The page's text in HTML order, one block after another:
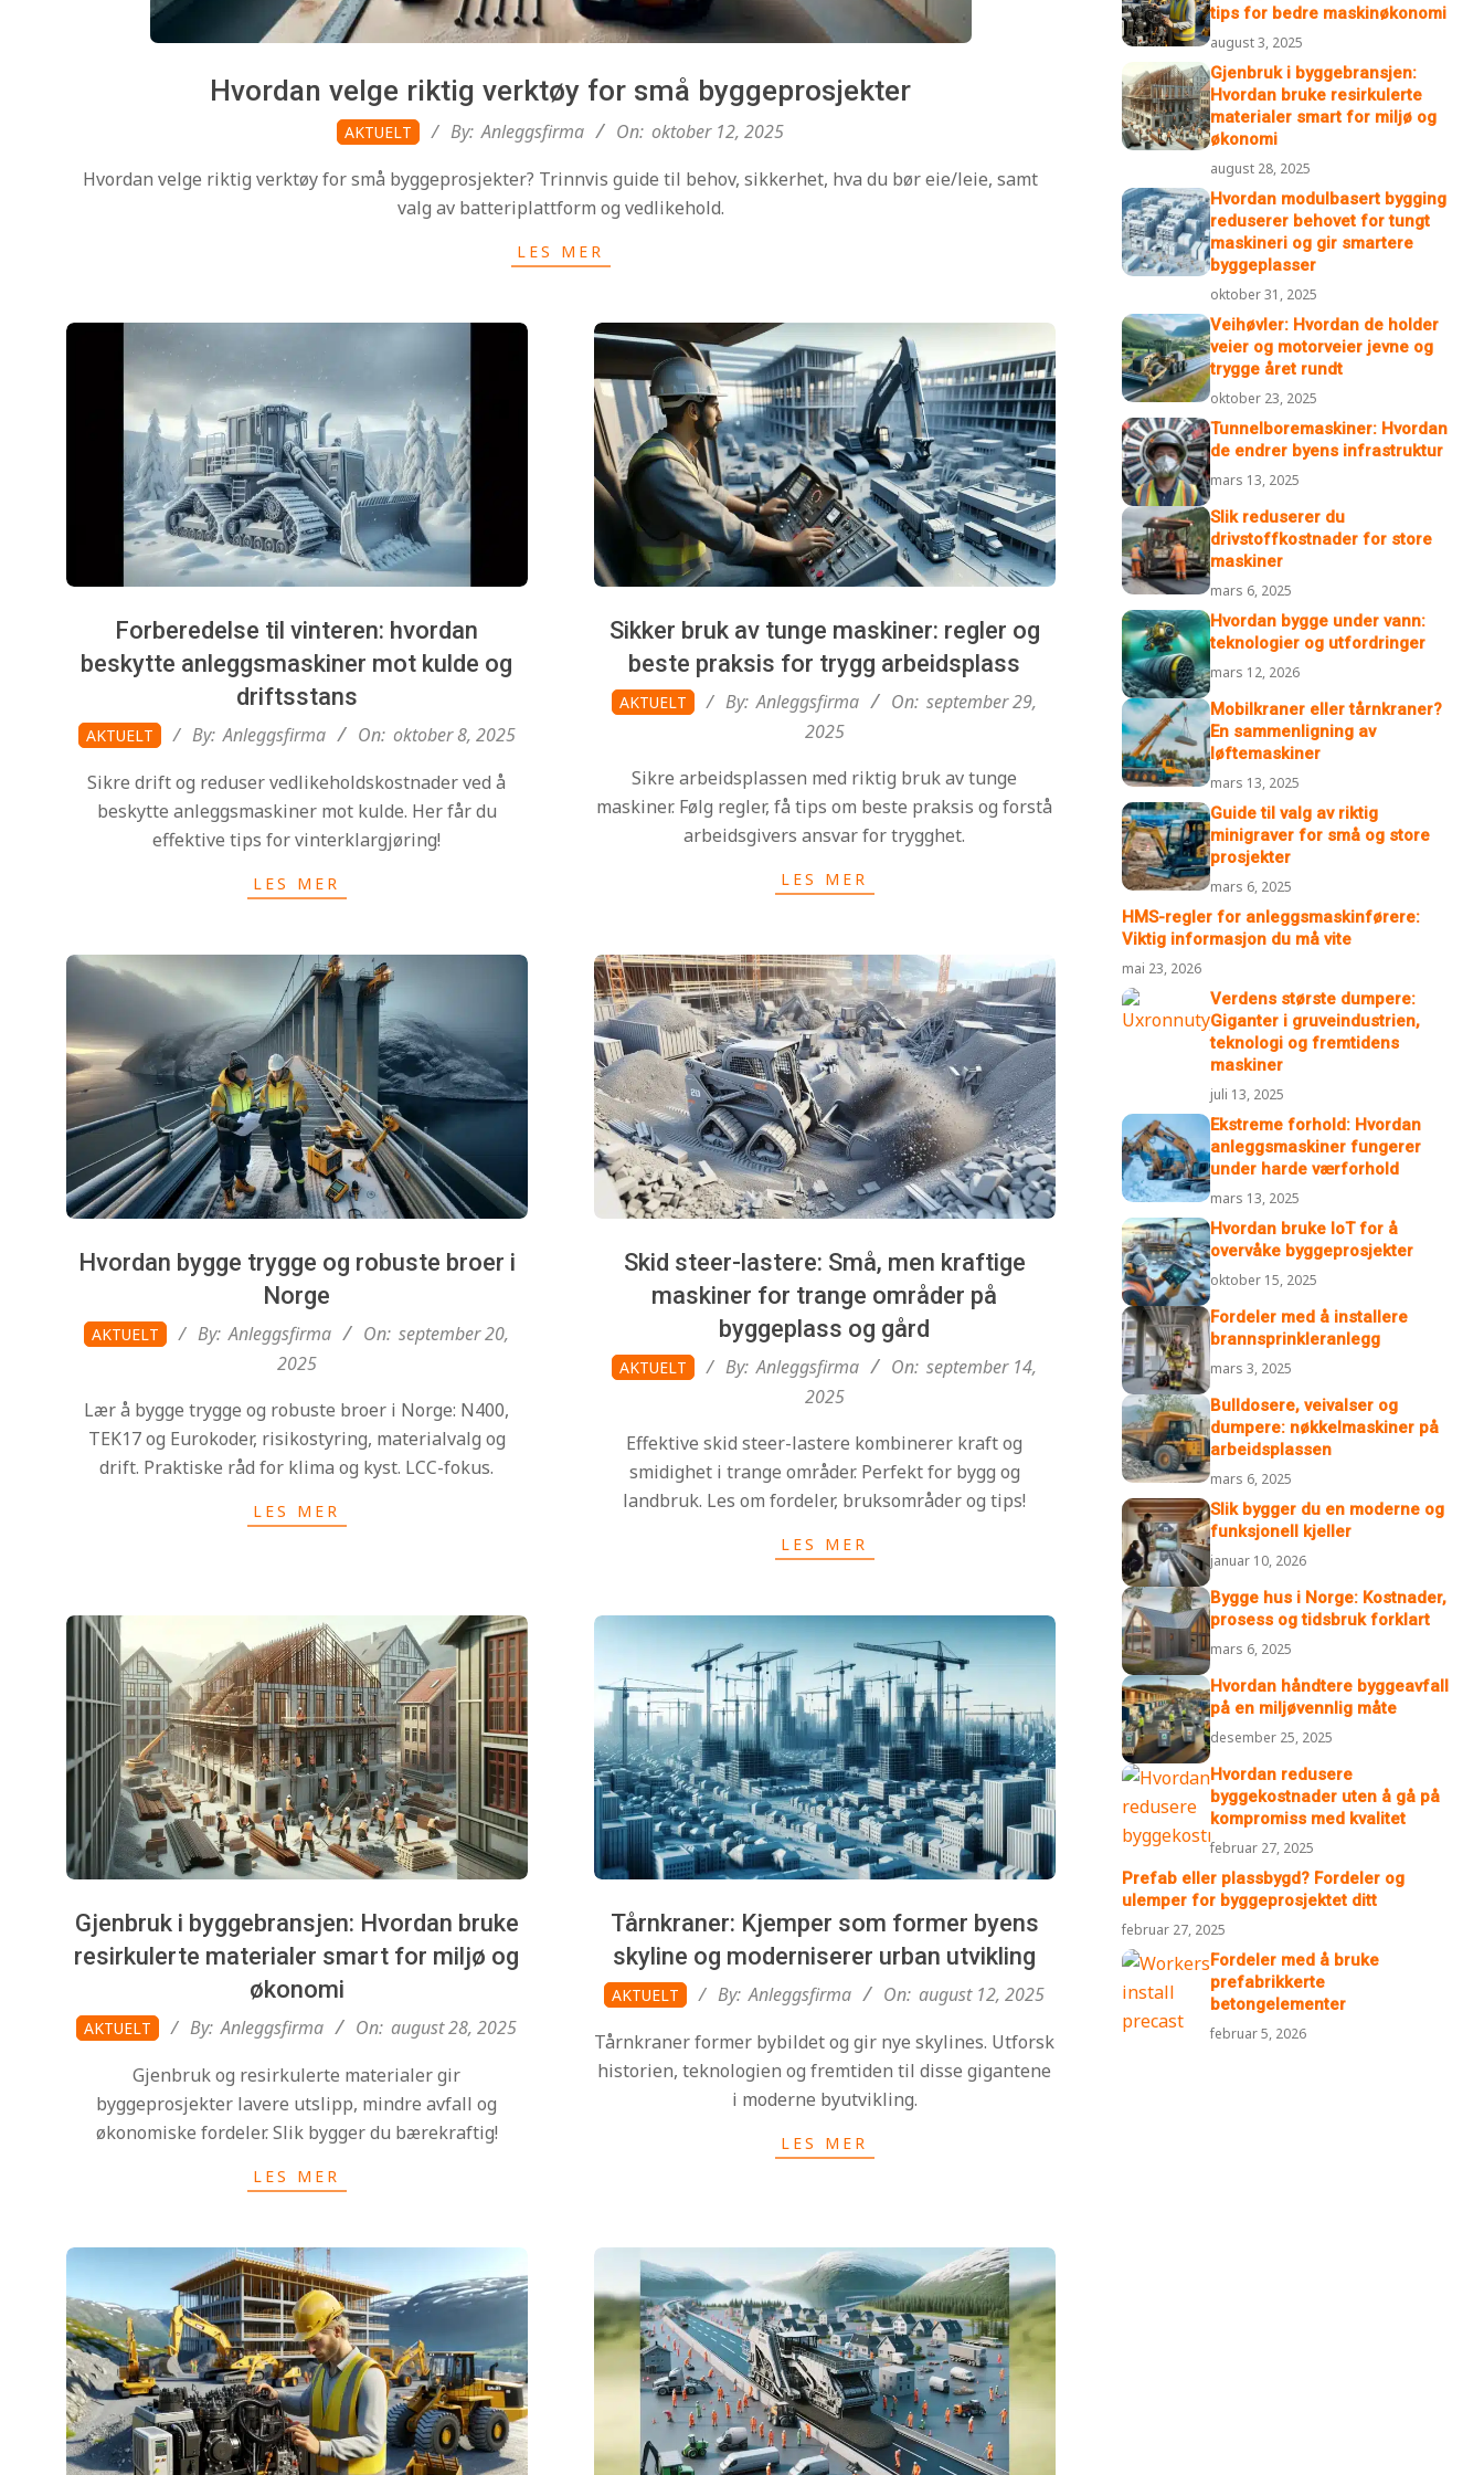
Hvordan velge riktig verktøy for små byggeprosjekter
12
AKTUELT By: Anleggsfirma On: oktober 12, 2025
Hvordan velge riktig verktøy for små byggeprosjekter? Trinnvis guide til behov, sikkerhet, hva du bør eie/leie, samt
valg av batteriplattform og vedlikehold.
LES MER
Forberedelse til vinteren: hvordan
beskytte anleggsmaskiner mot kulde og
driftsstans
2025-
10-
AKTUELT By: Anleggsfirma On: oktober 8, 2025
Sikre drift og reduser vedlikeholdskostnader ved å
beskytte anleggsmaskiner mot kulde. Her får du
effektive tips for vinterklargjøring!
LES MER
Sikker bruk av tunge maskiner: regler og
beste praksis for trygg arbeidsplass
2025-
09-
AKTUELT By: Anleggsfirma On: september 29,
2025
Sikre arbeidsplassen med riktig bruk av tunge
maskiner. Følg regler, få tips om beste praksis og forstå
arbeidsgivers ansvar for trygghet.
LES MER
Hvordan bygge trygge og robuste broer i
Norge
2025-
09-
AKTUELT By: Anleggsfirma On: september 20,
2025
Lær å bygge trygge og robuste broer i Norge: N400,
TEK17 og Eurokoder, risikostyring, materialvalg og
drift. Praktiske råd for klima og kyst. LCC-fokus.
LES MER
Skid steer-lastere: Små, men kraftige
maskiner for trange områder på
byggeplass og gård
2025-
09-
AKTUELT By: Anleggsfirma On: september 14,
2025
Effektive skid steer-lastere kombinerer kraft og
smidighet i trange områder. Perfekt for bygg og
landbruk. Les om fordeler, bruksområder og tips!
LES MER
Gjenbruk i byggebransjen: Hvordan bruke
resirkulerte materialer smart for miljø og
økonomi
2025-
08-
AKTUELT By: Anleggsfirma On: august 28, 2025
Gjenbruk og resirkulerte materialer gir
byggeprosjekter lavere utslipp, mindre avfall og
økonomiske fordeler. Slik bygger du bærekraftig!
LES MER
Tårnkraner: Kjemper som former byens
skyline og moderniserer urban utvikling
2025-
08-
12
AKTUELT By: Anleggsfirma On: august 12, 2025
Tårnkraner former bybildet og gir nye skylines. Utforsk
historien, teknologien og fremtiden til disse gigantene
i moderne byutvikling.
LES MER
tips for bedre maskinøkonomi
august 3, 2025
Gjenbruk i byggebransjen:
Hvordan bruke resirkulerte
materialer smart for miljø og
økonomi
august 28, 2025
Hvordan modulbasert bygging
reduserer behovet for tungt
maskineri og gir smartere
byggeplasser
oktober 31, 2025
Veihøvler: Hvordan de holder
veier og motorveier jevne og
trygge året rundt
oktober 23, 2025
Tunnelboremaskiner: Hvordan
de endrer byens infrastruktur
mars 13, 2025
Slik reduserer du
drivstoffkostnader for store
maskiner
mars 6, 2025
Hvordan bygge under vann:
teknologier og utfordringer
mars 12, 2026
Mobilkraner eller tårnkraner?
En sammenligning av
løftemaskiner
mars 13, 2025
Guide til valg av riktig
minigraver for små og store
prosjekter
mars 6, 2025
HMS-regler for anleggsmaskinførere:
Viktig informasjon du må vite
mai 23, 2026
Verdens største dumpere:
Giganter i gruveindustrien,
teknologi og fremtidens
maskiner
juli 13, 2025
Ekstreme forhold: Hvordan
anleggsmaskiner fungerer
under harde værforhold
mars 13, 2025
Hvordan bruke IoT for å
overvåke byggeprosjekter
oktober 15, 2025
Fordeler med å installere
brannsprinkleranlegg
mars 3, 2025
Bulldosere, veivalser og
dumpere: nøkkelmaskiner på
arbeidsplassen
mars 6, 2025
Slik bygger du en moderne og
funksjonell kjeller
januar 10, 2026
Bygge hus i Norge: Kostnader,
prosess og tidsbruk forklart
mars 6, 2025
Hvordan håndtere byggeavfall
på en miljøvennlig måte
desember 25, 2025
Hvordan redusere
byggekostnader uten å gå på
kompromiss med kvalitet
februar 27, 2025
Prefab eller plassbygd? Fordeler og
ulemper for byggeprosjektet ditt
februar 27, 2025
Fordeler med å bruke
prefabrikkerte
betongelementer
februar 5, 2026